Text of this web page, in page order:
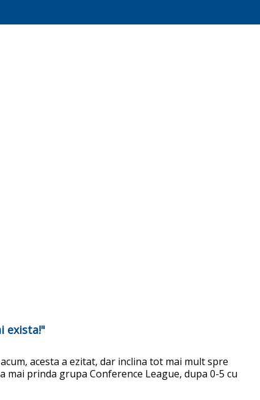
exista!"
acesta a ezitat, dar inclina tot mai mult spre
mai prinda grupa Conference League, dupa 0-5 cu